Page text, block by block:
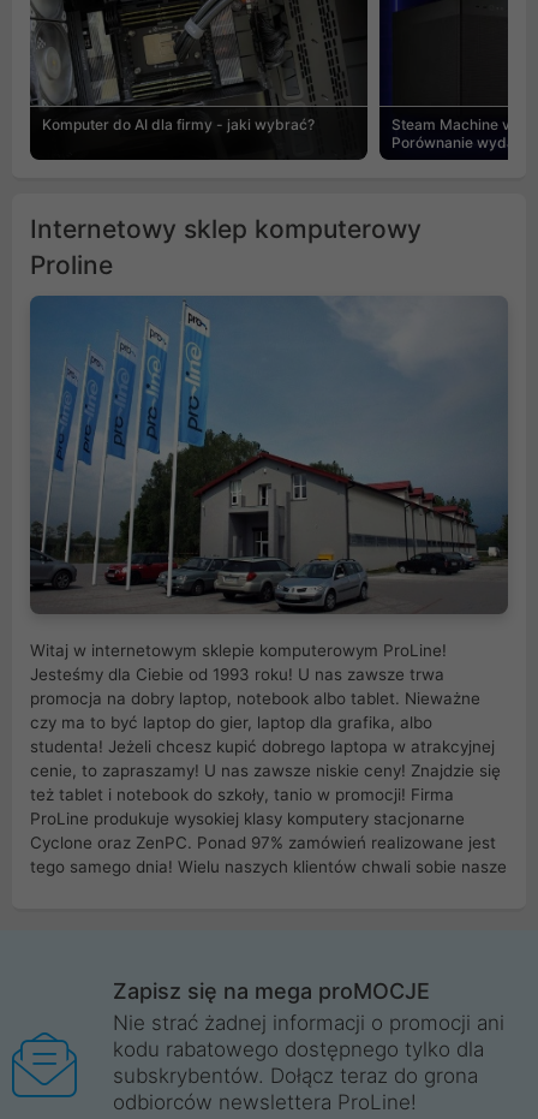
Komputer do AI dla firmy - jaki wybrać?
Steam Machine vs
Porównanie
Internetowy sklep komputerowy
Proline
Witaj w internetowym sklepie komputerowym ProLine!
Jesteśmy dla Ciebie od 1993 roku! U nas zawsze trwa
promocja na dobry laptop, notebook albo tablet. Nieważne
czy ma to być laptop do gier, laptop dla grafika, albo
studenta! Jeżeli chcesz kupić dobrego laptopa w atrakcyjnej
cenie, to zapraszamy! U nas zawsze niskie ceny! Znajdzie się
też tablet i notebook do szkoły, tanio w promocji! Firma
ProLine produkuje wysokiej klasy komputery stacjonarne
Cyclone oraz ZenPC. Ponad 97% zamówień realizowane jest
tego samego dnia! Wielu naszych klientów chwali sobie nasze
Wrocław, Poznań, Legnica, Katowice, Gliwice, Kalisz, Bytom,
Trzebnica, Opole. Szybka i profesjonalna obsługa!
ProLine to polska firma ze 100% polskim kapitałem. Działamy
legalnie i płacimy podatki w naszym kraju! Posiadamy siedzibę
główną w Mirkowie oraz salony na terenie kraju. Cała
Zapisz się na mega proMOCJE
Nie strać żadnej informacji o promocji ani
kodu rabatowego dostępnego tylko dla
subskrybentów. Dołącz teraz do grona
odbiorców newslettera ProLine!